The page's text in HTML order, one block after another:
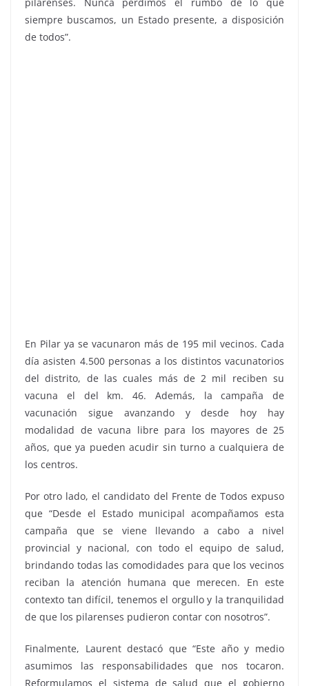
siempre buscamos, un Estado presente, a disposición
de todos”.
En Pilar ya se vacunaron más de 195 mil vecinos. Cada
día asisten 4.500 personas a los distintos vacunatorios
del distrito, de las cuales más de 2 mil reciben su
vacuna el del km. 46. Además, la campaña de
vacunación sigue avanzando y desde hoy hay
modalidad de vacuna libre para los mayores de 25
años, que ya pueden acudir sin turno a cualquiera de
los centros.
Por otro lado, el candidato del Frente de Todos expuso
que “Desde el Estado municipal acompañamos esta
campaña que se viene llevando a cabo a nivel
provincial y nacional, con todo el equipo de salud,
brindando todas las comodidades para que los vecinos
reciban la atención humana que merecen. En este
contexto tan difícil, tenemos el orgullo y la tranquilidad
de que los pilarenses pudieron contar con nosotros”.
Finalmente, Laurent destacó que “Este año y medio
asumimos las responsabilidades que nos tocaron.
Reformulamos el sistema de salud que el gobierno